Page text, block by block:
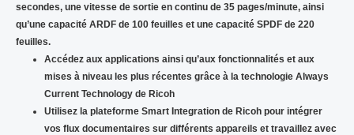
secondes, une vitesse de sortie en continu de 35 pages/minute, ainsi
qu’une capacité ARDF de 100 feuilles et une capacité SPDF de 220
feuilles.
Accédez aux applications ainsi qu’aux fonctionnalités et aux
mises à niveau les plus récentes grâce à la technologie Always
Current Technology de Ricoh
Utilisez la plateforme Smart Integration de Ricoh pour intégrer
vos flux documentaires sur différents appareils et travaillez avec